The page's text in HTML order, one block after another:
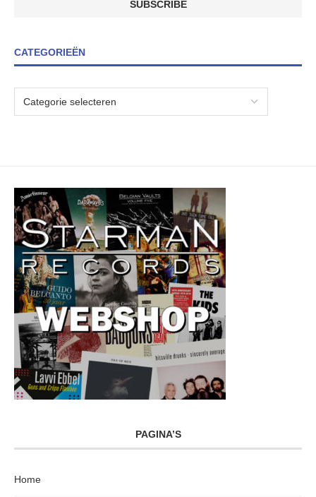
CATEGORIEËN
PAGINA’S
Home